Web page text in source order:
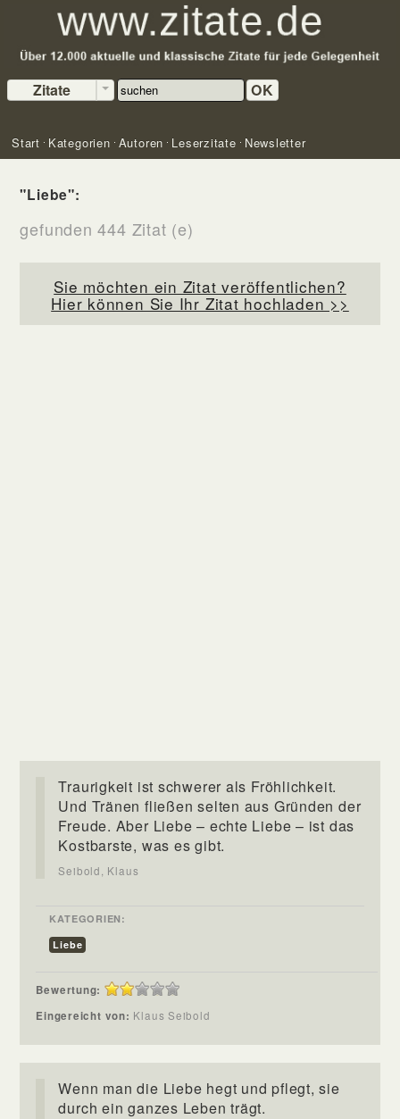
Zitate OK
Start Kategorien Autoren Leserzitate Newsletter
"Liebe":
gefunden 444 Zitat (e)
Sie möchten ein Zitat veröffentlichen?
Hier können Sie Ihr Zitat hochladen >>
Traurigkeit ist schwerer als Fröhlichkeit.
Und Tränen fließen selten aus Gründen der
Freude. Aber Liebe – echte Liebe – ist das
Kostbarste, was es gibt.
Seibold, Klaus
KATEGORIEN:
Liebe
Bewertung:
Eingereicht von: Klaus Seibold
Wenn man die Liebe hegt und pflegt, sie
durch ein ganzes Leben trägt.